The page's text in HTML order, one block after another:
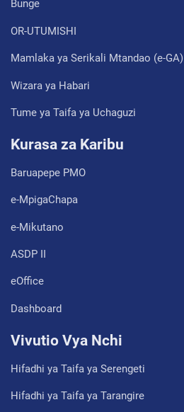
Bunge
OR-UTUMISHI
Mamlaka ya Serikali Mtandao (e-GA)
Wizara ya Habari
Tume ya Taifa ya Uchaguzi
Kurasa za Karibu
Baruapepe PMO
e-MpigaChapa
e-Mikutano
ASDP II
eOffice
Dashboard
Vivutio Vya Nchi
Hifadhi ya Taifa ya Serengeti
Hifadhi ya Taifa ya Tarangire